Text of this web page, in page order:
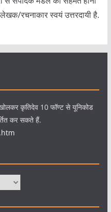
रचनाकार स्वयं उत्तरदायी है.
कृतिदेव 10 फॉण्ट से यूनिकोड
कर सकते हैं.